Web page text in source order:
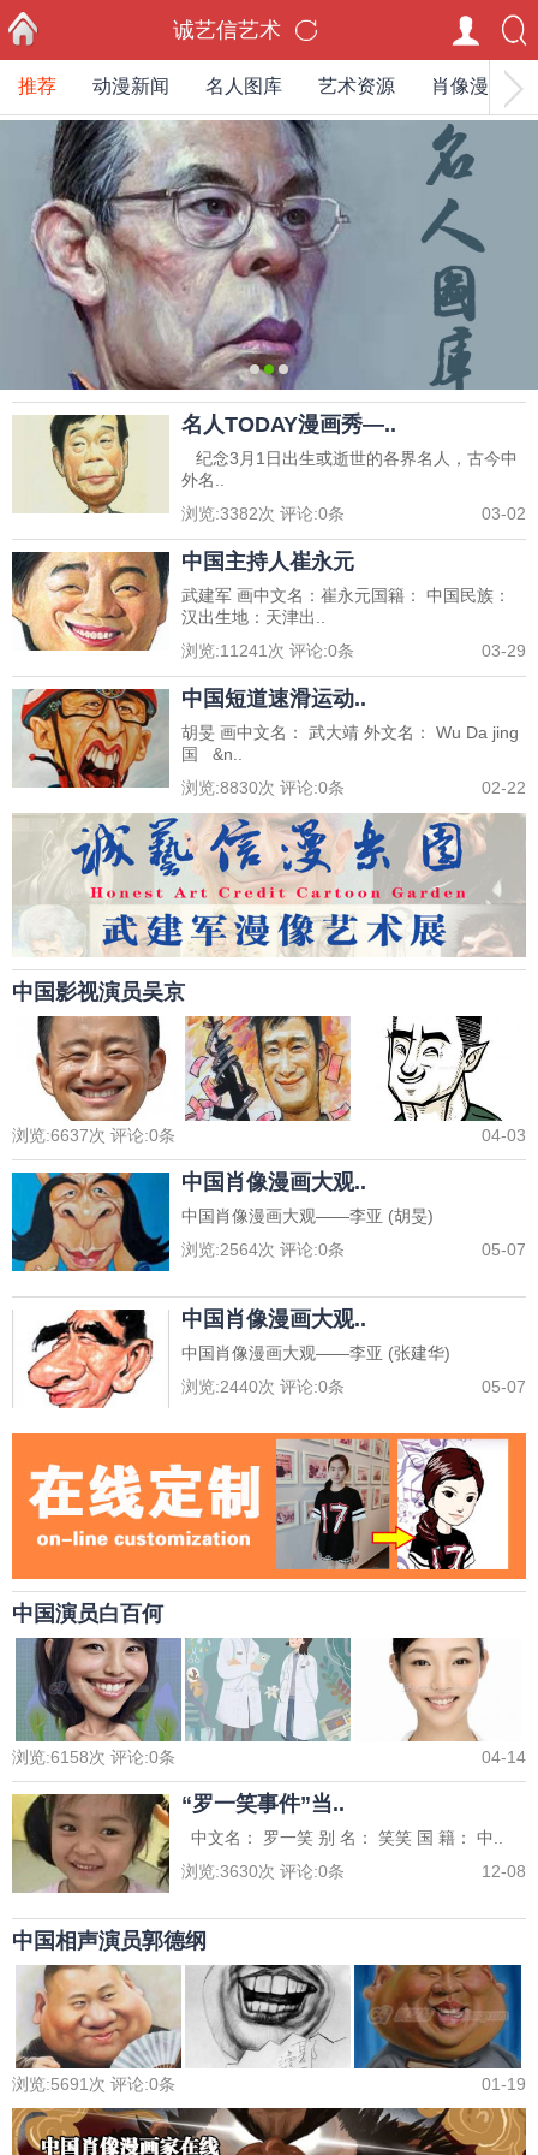
首页
诚艺信艺术
推荐 动漫新闻 名人图库 艺术资源 肖像漫画家
012
名人TODAY漫画秀—..
纪念3月1日出生或逝世的各界名人，古今中
外名..
浏览:3382次 评论:0条 03-02
中国主持人崔永元
武建军 画中文名：崔永元国籍： 中国民族：
汉出生地：天津出..
浏览:11241 次 评论:0条 03-29
中国短道速滑运动..
胡旻 画中文名： 武大靖 外文名： Wu Da jing
国 &n..
浏览:8830次 评论:0条 02-22
中国影视演员吴京
浏览:6637次 评论:0条 04-03
中国肖像漫画大观..
中国肖像漫画大观——李亚 (胡旻)
浏览:2564次 评论:0条 05-07
中国肖像漫画大观..
中国肖像漫画大观——李亚 (张建华)
浏览:2440次 评论:0条 05-07
中国演员白百何
浏览:6158次 评论:0条 04-14
“罗一笑事件”当..
中文名： 罗一笑 别 名： 笑笑 国 籍： 中..
浏览:3630次 评论:0条 12-08
中国相声演员郭德纲
浏览:5691 次 评论:0条 01-19